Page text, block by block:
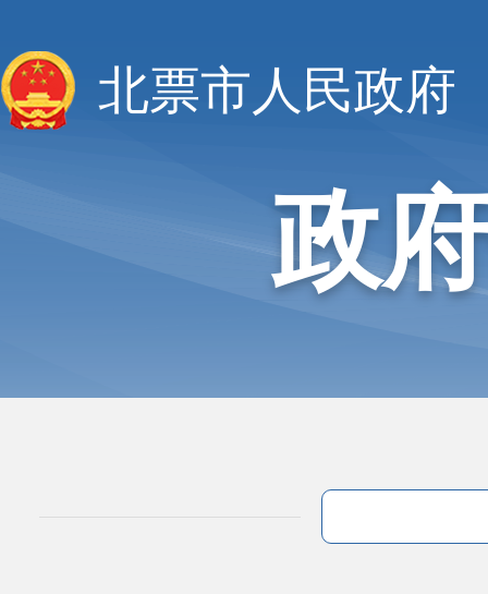
北票市人民政府
政